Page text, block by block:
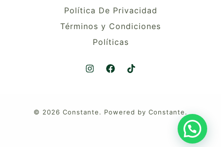
Política De Privacidad
Términos y Condiciones
Políticas
© 2026 Constante. Powered by Constante.